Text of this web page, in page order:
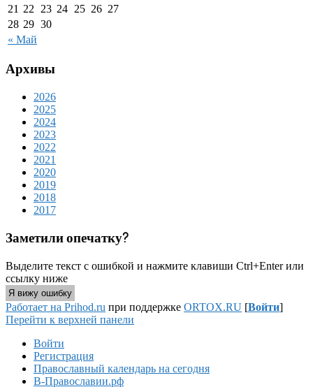
« Май
21 22 23 24 25 26 27
28 29 30
Архивы
2026
2025
2024
2023
2022
2021
2020
2019
2018
2017
Заметили опечатку?
Выделите текст с ошибкой и нажмите клавиши Ctrl+Enter или
ссылку ниже
Я вижу ошибку
Работает на Prihod.ru при поддержке ORTOX.RU [Войти]
Перейти к верхней панели
Войти
Регистрация
Православный календарь на сегодня
В-Православии.рф